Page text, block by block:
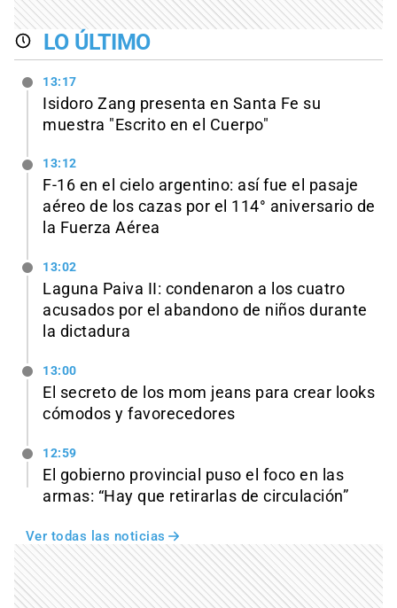
LO ÚLTIMO
13:17
Isidoro Zang presenta en Santa Fe su
muestra "Escrito en el Cuerpo"
13:12
F-16 en el cielo argentino: así fue el pasaje
aéreo de los cazas por el 114° aniversario de
la Fuerza Aérea
13:02
Laguna Paiva II: condenaron a los cuatro
acusados por el abandono de niños durante
la dictadura
13:00
El secreto de los mom jeans para crear looks
cómodos y favorecedores
12:59
El gobierno provincial puso el foco en las
armas: “Hay que retirarlas de circulación”
Ver todas las noticias